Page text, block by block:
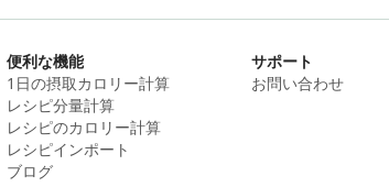
便利な機能
1日の摂取カロリー計算
レシピ分量計算
レシピのカロリー計算
レシピインポート
ブログ
サポート
お問い合わせ